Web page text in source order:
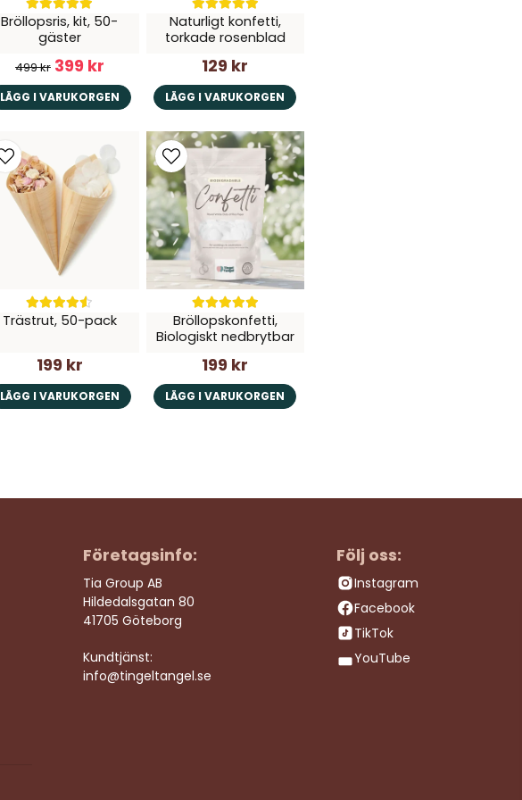
Bröllopsris, kit, 50-
gäster
499 kr 399 kr
LÄGG I VARUKORGEN
Naturligt konfetti,
torkade rosenblad
129 kr
LÄGG I VARUKORGEN
Trästrut, 50-pack
199 kr
LÄGG I VARUKORGEN
Bröllopskonfetti,
Biologiskt nedbrytbar
199 kr
LÄGG I VARUKORGEN
Företagsinfo:
Tia Group AB
Hildedalsgatan 80
41705 Göteborg
Kundtjänst:
info@tingeltangel.se
Följ oss:
Instagram
Facebook
TikTok
YouTube